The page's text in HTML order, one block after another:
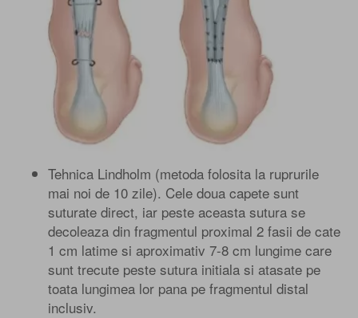
Tehnica Lindholm (metoda folosita la ruprurile
mai noi de 10 zile). Cele doua capete sunt
suturate direct, iar peste aceasta sutura se
decoleaza din fragmentul proximal 2 fasii de cate
1 cm latime si aproximativ 7-8 cm lungime care
sunt trecute peste sutura initiala si atasate pe
toata lungimea lor pana pe fragmentul distal
inclusiv.